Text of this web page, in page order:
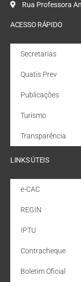
Rua Professora
ACESSO RÁPIDO
Secretarias
Quatis Prev
Publicações
Turismo
Transparência
LINKS ÚTEIS
e-CAC
REGIN
IPTU
Contracheque
Boletim Oficial